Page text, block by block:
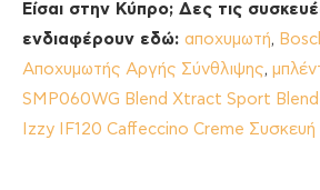
Είσαι στην Κύπρο; Δες τις
ενδιαφέρουν εδώ: αποχυμωτή,
Αποχυμωτής Αργής Σύνθλιψης,
SMP060WG Blend Xtract Sport
Izzy IF120 Caffeccino Creme